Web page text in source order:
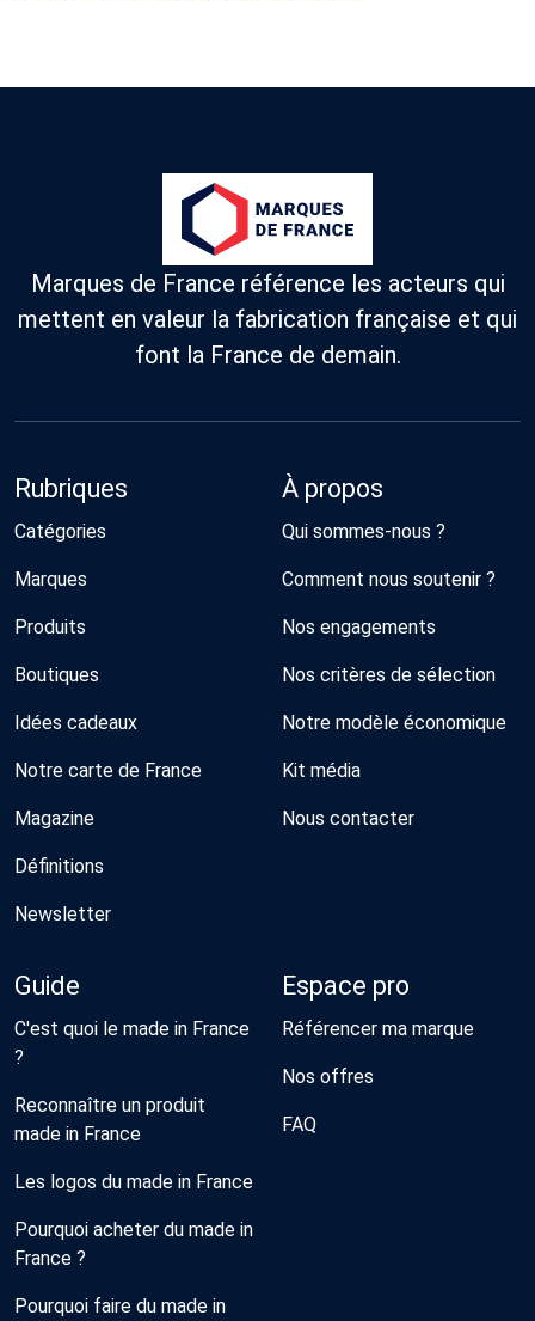
Marques de France référence les acteurs qui
mettent en valeur la fabrication française et qui
font la France de demain.
Rubriques
Catégories
Marques
Produits
Boutiques
Idées cadeaux
Notre carte de France
Magazine
Définitions
Newsletter
À propos
Qui sommes-nous ?
Comment nous soutenir ?
Nos engagements
Nos critères de sélection
Notre modèle économique
Kit média
Nous contacter
Guide
C'est quoi le made in France
?
Reconnaître un produit
made in France
Les logos du made in France
Pourquoi acheter du made in
France ?
Pourquoi faire du made in
Espace pro
Référencer ma marque
Nos offres
FAQ